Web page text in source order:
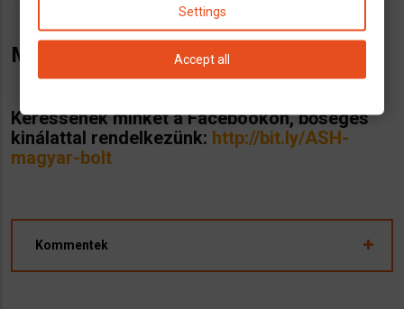
Magyar bolt Oberschleißheimben.
Keressenek minket a Facebookon, bőséges
kinálattal rendelkezünk: http://bit.ly/ASH-
magyar-bolt
Kommentek
Settings
Accept all